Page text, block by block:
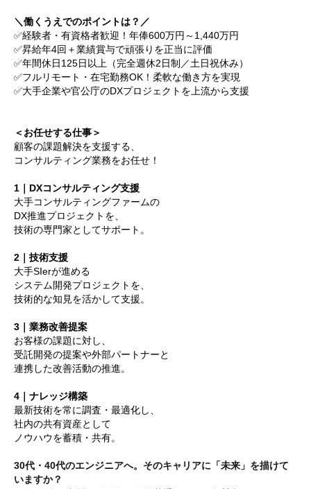
＼働くうえでのポイントは？／
✅経験者・有資格者歓迎！年俸600万円～1,440万円
✅昇給年4回＋業績賞与で頑張りを正当に評価
✅年間休日125日以上（完全週休2日制／土日祝休み）
✅フルリモート・在宅勤務OK！柔軟な働き方を実現
✅大手企業や官公庁のDXプロジェクトを上流から支援
＜お任せする仕事＞
顧客の課題解決を支援する、
コンサルティング業務をお任せ！
1 ｜DXコンサルティング支援
大手コンサルティングファームの
DX推進プロジェクトを、
技術の専門家としてサポート。
2 ｜技術支援
大手SIerが進める
システム開発プロジェクトを、
技術的な知見を活かして支援。
3 ｜業務改善提案
お客様の課題に対し、
受託開発の提案や外部パートナーと
連携した改善活動の推進。
4 ｜ナレッジ構築
最新技術を常に調査・最適化し、
社内の共有資産として
ノウハウを蓄積・共有。
30代・40代のエンジニアへ。そのキャリアに「未来」を描けて
いますか？